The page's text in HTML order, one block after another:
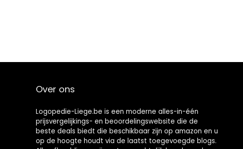
Over ons
Logopedie-Liege.be is een moderne alles-in-één
prijsvergelijkings- en beoordelingswebsite die de
beste deals biedt die beschikbaar zijn op amazon en u
op de hoogte houdt via de laatst toegevoegde blogs.